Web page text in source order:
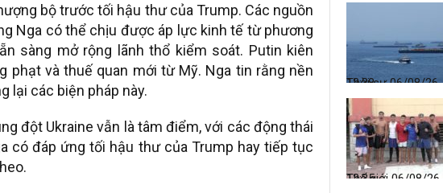
bộ trước tối hậu thư của Trump. Các nguồn
Nga có thể chịu được áp lực kinh tế từ phương
sàng mở rộng lãnh thổ kiểm soát. Putin kiên
và thuế quan mới từ Mỹ. Nga tin rằng nền
lại các biện pháp này.
đột Ukraine vẫn là tâm điểm, với các động thái
có đáp ứng tối hậu thư của Trump hay tiếp tục
Thời sự
06/08/26, 12:38
Thế giới
06/08/26, 12:35